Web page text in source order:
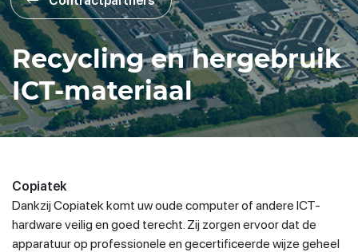
Recycling en hergebruik
ICT-materiaal
Copiatek
Dankzij Copiatek komt uw oude computer of andere ICT-
hardware veilig en goed terecht. Zij zorgen ervoor dat de
apparatuur op professionele en gecertificeerde wijze geheel